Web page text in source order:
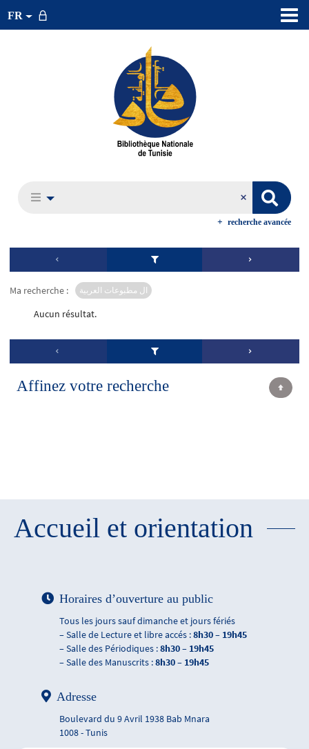
FR
recherche avancée
Ma recherche : ال مطبوعات العربية
Aucun résultat.
Affinez votre recherche
Accueil et orientation
Horaires d’ouverture au public
Tous les jours sauf dimanche et jours fériés
– Salle de Lecture et libre accés :8h30 – 19h45
– Salle des Périodiques :8h30 – 19h45
– Salle des Manuscrits :8h30 – 19h45
Adresse
Boulevard du 9 Avril 1938 Bab Mnara
1008 - Tunis